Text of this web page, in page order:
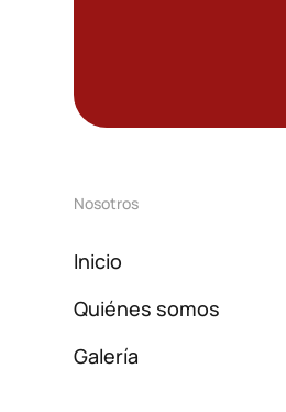
Nosotros
Inicio
Quiénes somos
Galería